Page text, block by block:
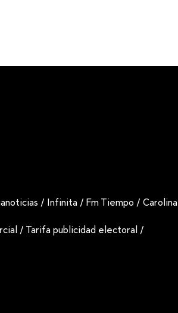
/ Infinita /Fm Tiempo /Carolina
/ Tarifa publicidad electoral /